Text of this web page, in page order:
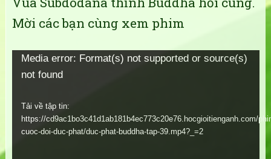
Mời các bạn cùng xem phim
Trình
chơi
Video
Media error: Format(s) not supported or source(s)
not found
Tải về tập tin:
https://cd9ac1bo3c41d1ab181b4ec773c20e76.hocgioitienganh.com/
cuoc-doi-duc-phat/duc-phat-buddha-tap-39.mp4?_=2